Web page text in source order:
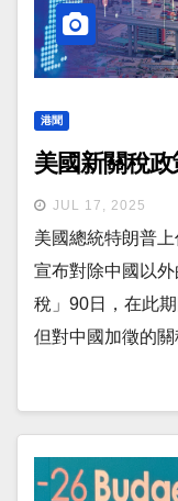
港聞
美國新關稅
JUL 17, 2025
美國總統特朗普
宣布對除中國以
稅」90日，在此
但對中國加徵的關